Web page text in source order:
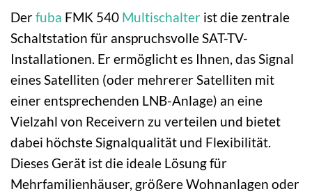
Derfuba FMK 540 Multischalter ist die zentrale
Schaltstation für anspruchsvolle SAT-TV-
Installationen. Er ermöglicht es Ihnen, das Signal
eines Satelliten (oder mehrerer Satelliten mit
einer entsprechenden LNB-Anlage) an eine
Vielzahl von Receivern zu verteilen und bietet
dabei höchste Signalqualität und Flexibilität.
Dieses Gerät ist die ideale Lösung für
Mehrfamilienhäuser, größere Wohnanlagen oder